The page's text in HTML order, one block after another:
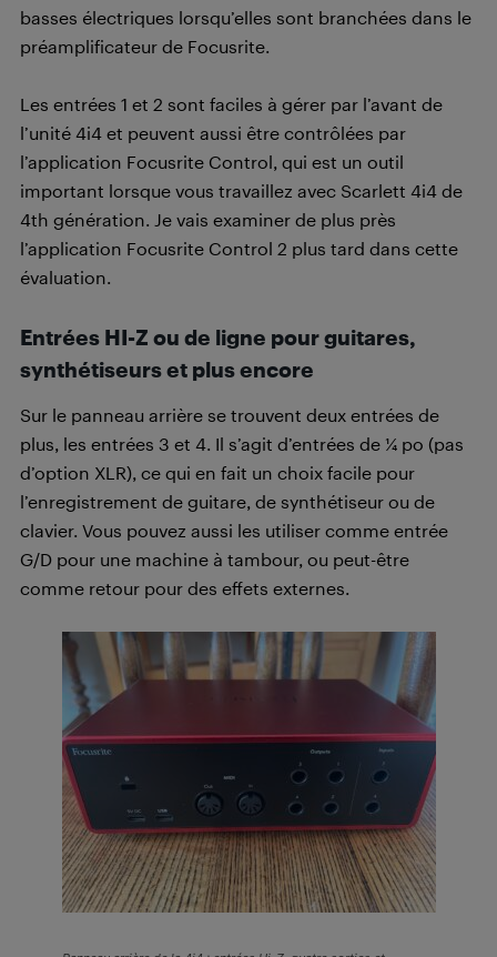
basses électriques lorsqu’elles sont branchées dans le
préamplificateur de Focusrite.
Les entrées 1 et 2 sont faciles à gérer par l’avant de
l’unité 4i4 et peuvent aussi être contrôlées par
l’application Focusrite Control, qui est un outil
important lorsque vous travaillez avec Scarlett 4i4 de
4th génération. Je vais examiner de plus près
l’application Focusrite Control 2 plus tard dans cette
évaluation.
Entrées HI-Z ou de ligne pour guitares,
synthétiseurs et plus encore
Sur le panneau arrière se trouvent deux entrées de
plus, les entrées 3 et 4. Il s’agit d’entrées de 1⁄4 po (pas
d’option XLR), ce qui en fait un choix facile pour
l’enregistrement de guitare, de synthétiseur ou de
clavier. Vous pouvez aussi les utiliser comme entrée
G/D pour une machine à tambour, ou peut-être
comme retour pour des effets externes.